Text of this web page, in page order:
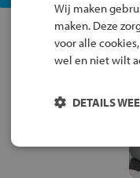
Wij maken
maken. Deze
voor alle
wel en niet wilt
DETAILS